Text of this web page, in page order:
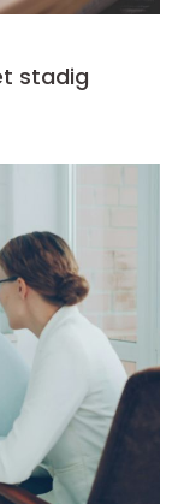
stadig